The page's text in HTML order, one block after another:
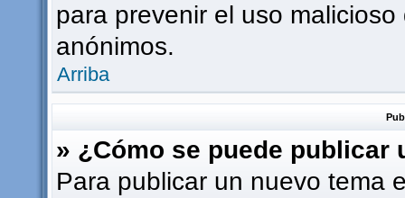
para prevenir el uso
anónimos.
Arriba
» ¿Cómo se puede publicar
Para publicar un nuevo tema